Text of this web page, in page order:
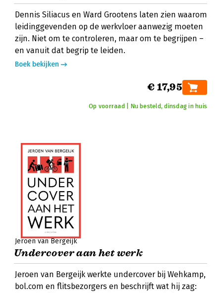
Dennis Siliacus en Ward Grootens laten zien waarom
leidinggevenden op de werkvloer aanwezig moeten
zijn. Niet om te controleren, maar om te begrijpen –
en vanuit dat begrip te leiden.
Boek bekijken
€ 17,95
Op voorraad | Nu besteld, dinsdag in huis
Jeroen van Bergeijk
Undercover aan het werk
Jeroen van Bergeijk werkte undercover bij Wehkamp,
bol.com en flitsbezorgers en beschrijft wat hij zag: